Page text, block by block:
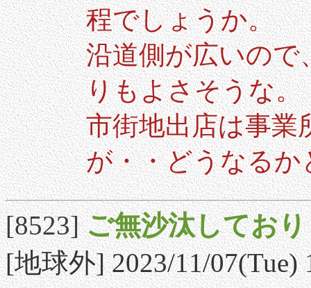
程でしょうか。
沿道側が広いので
りもよさそうな。
市街地出店は事業
が・・どうなるか
[8523]ご無沙汰してお
[地球外] 2023/11/07(Tue)